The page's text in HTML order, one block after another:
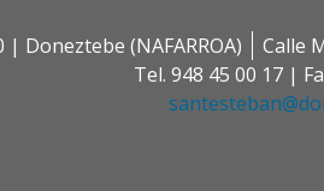
Doneztebe (NAFARROA)
Calle
Tel. 948 45 00 17 |